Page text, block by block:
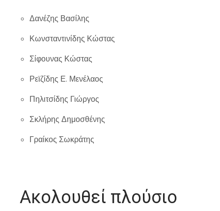
Δανέζης Βασίλης
Κωνσταντινίδης Κώστας
Σίφουνας Κώστας
Ρεϊζίδης Ε. Μενέλαος
Πηλιτσίδης Γιώργος
Σκλήρης Δημοσθένης
Γραίκος Σωκράτης
Ακολουθεί πλούσιο